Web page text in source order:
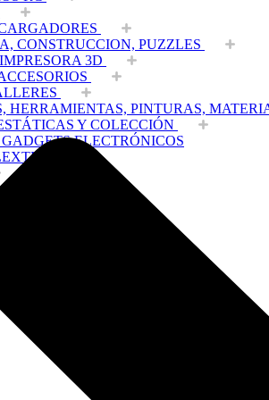
CONSTRUCCION, PUZZLES
3D
HERRAMIENTAS, PINTURAS,
Y COLECCIÓN
ELECTRÓNICOS